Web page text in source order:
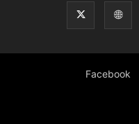
Facebook